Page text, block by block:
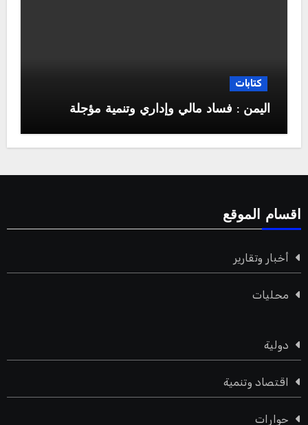
كتابات
اليمن : فساد مالي وإداري وتنمية مؤجلة
اقسام الموقع
أخبار وتقارير
محليات
دولية
اقتصاد وتنمية
حوارات